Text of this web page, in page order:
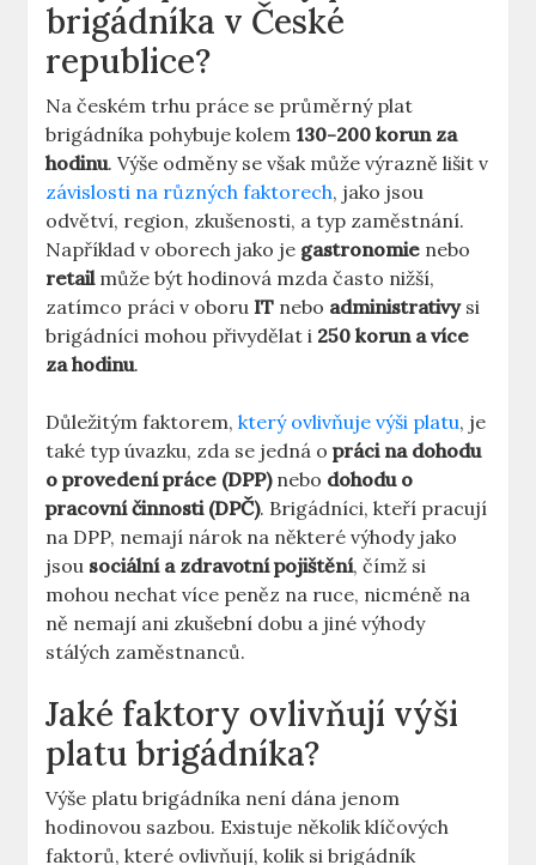
brigádníka v České
republice?
Na českém trhu práce se průměrný plat
brigádníka pohybuje kolem 130-200 korun za
hodinu. Výše odměny se však může výrazně lišit v
závislosti na různých faktorech, jako jsou
odvětví, region, zkušenosti, a typ zaměstnání.
Například v oborech jako je gastronomie nebo
retailmůže být hodinová mzda často nižší,
zatímco práci v oboruIT nebo administrativysi
brigádníci mohou přivydělat i 250 korun a více
za hodinu.
Důležitým faktorem,který ovlivňuje výši platu, je
také typ úvazku, zda se jedná opráci na dohodu
o provedení práce (DPP)nebo dohodu o
pracovní činnosti (DPČ). Brigádníci, kteří pracují
na DPP, nemají nárok na některé výhody jako
jsou sociální a zdravotní pojištění, čímž si
mohou nechat více peněz na ruce, nicméně na
ně nemají ani zkušební dobu a jiné výhody
stálých zaměstnanců.
Jaké faktory ovlivňují výši
platu brigádníka?
Výše platu brigádníka není dána jenom
hodinovou sazbou. Existuje několik klíčových
faktorů, které ovlivňují, kolik si brigádník